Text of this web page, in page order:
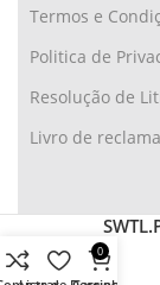
Termos e
Politica de
Resolução de
Livro de
0